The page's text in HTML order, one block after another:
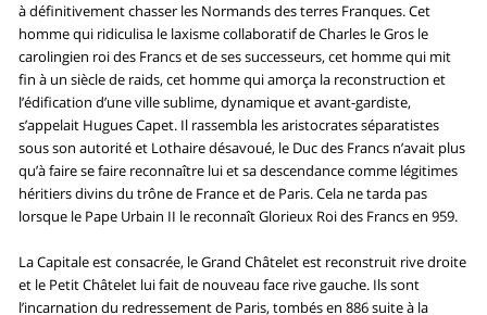
à définitivement chasser les Normands des terres Franques. Cet
homme qui ridiculisa le laxisme collaboratif de Charles le Gros le
carolingien roi des Francs et de ses successeurs, cet homme qui mit
fin à un siècle de raids, cet homme qui amorça la reconstruction et
l’édification d’une ville sublime, dynamique et avant-gardiste,
s’appelait Hugues Capet. Il rassembla les aristocrates séparatistes
sous son autorité et Lothaire désavoué, le Duc des Francs n’avait plus
qu’à faire se faire reconnaître lui et sa descendance comme légitimes
héritiers divins du trône de France et de Paris. Cela ne tarda pas
lorsque le Pape Urbain II le reconnaît Glorieux Roi des Francs en 959.
La Capitale est consacrée, le Grand Châtelet est reconstruit rive droite
et le Petit Châtelet lui fait de nouveau face rive gauche. Ils sont
l’incarnation du redressement de Paris, tombés en 886 suite à la